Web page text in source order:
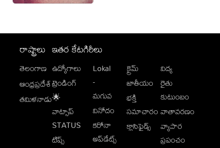
రాష్ట్రాలు
తెలంగాణ
ఆంధ్రప్రదేశ్
తమిళనాడు
ఇతర కేటగిరీలు
ఉద్యోగాలు
ట్రెండింగ్
🌟
వాట్సాప్
STATUS
టిప్స్
Lokal
-
మగువ
వినోదం
కరోనా
అప్‌డేట్స్
క్రైమ్
జాతీయం
భక్తి
సమాచారం
క్లాసిఫైడ్స్
విద్య
రైతు
కుటుంబం
వాతావరణం
వ్యాపార
ప్రపంచం